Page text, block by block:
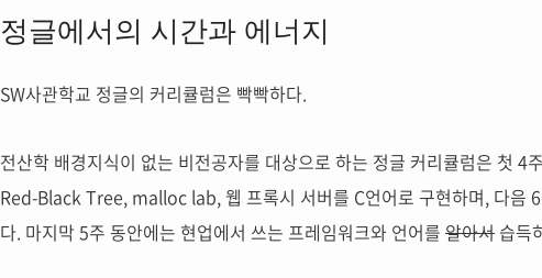
정글에서의 시간과 에너지
SW사관학교 정글의 커리큘럼은 빡빡하다.
전산학 배경지식이 없는 비전공자를 대상으로 하는 정글 커리큘럼은 첫 4
Red-Black Tree, malloc lab, 웹 프록시 서버를 C언어로 구현하며, 다음
다. 마지막 5주 동안에는 현업에서 쓰는 프레임워크와 언어를 알아서 습득